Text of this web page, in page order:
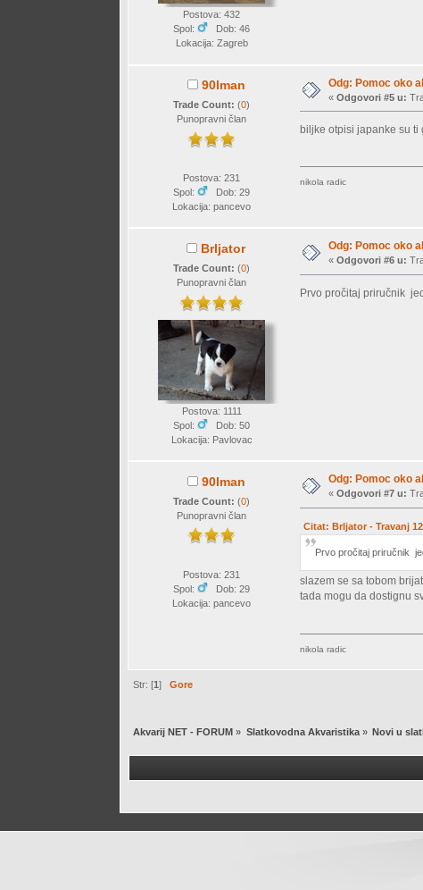
Postova: 432
Spol:
Dob: 46
Lokacija: Zagreb
90lman
Trade Count:(0)
Punopravni član
Postova: 231
Spol:
Dob: 29
Lokacija: pancevo
Odg: Pomoc oko
«Odgovori #5 u:
biljke otpisi japanke su ti
nikola radic
Brljator
Trade Count:(0)
Punopravni član
Postova: 1111
Spol:
Dob: 50
Lokacija: Pavlovac
Odg: Pomoc oko
«Odgovori #6 u:
Prvo pročitaj priručnik
90lman
Trade Count:(0)
Punopravni član
Postova: 231
Spol:
Dob: 29
Lokacija: pancevo
Odg: Pomoc oko
«Odgovori #7 u:
Citat: Brljator - Travanj
Prvo pročitaj priručnik
slazem se sa tobom
tada mogu da dostignu
nikola radic
Str: [1 ] Gore
Akvarij NET - FORUM » Slatkovodna Akvaristika» Novi u